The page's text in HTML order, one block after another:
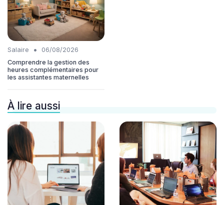
Salaire •
06/08/2026
Comprendre la gestion des
heures complémentaires pour
les assistantes maternelles
À lire aussi